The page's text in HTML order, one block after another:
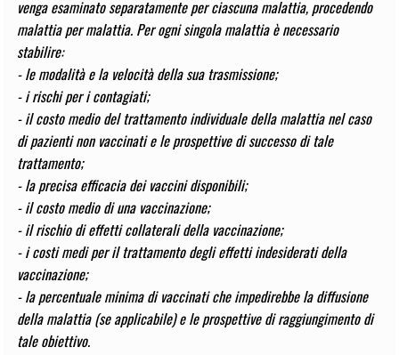
venga esaminato separatamente per ciascuna malattia, procedendo
malattia per malattia. Per ogni singola malattia è necessario
stabilire:
- le modalità e la velocità della sua trasmissione;
- i rischi per i contagiati;
- il costo medio del trattamento individuale della malattia nel caso
di pazienti non vaccinati e le prospettive di successo di tale
trattamento;
- la precisa efficacia dei vaccini disponibili;
- il costo medio di una vaccinazione;
- il rischio di effetti collaterali della vaccinazione;
- i costi medi per il trattamento degli effetti indesiderati della
vaccinazione;
- la percentuale minima di vaccinati che impedirebbe la diffusione
della malattia (se applicabile) e le prospettive di raggiungimento di
tale obiettivo.